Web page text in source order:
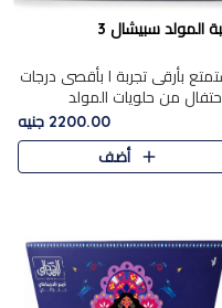
المولد سبيشال 3
بأرقى تجربة ا بأقصى درجات
الاحتفال من حلويات المولد
الأصيلة مع هذه الفخامة
مع علبة سبيشال 3 التي تضم 56
من تشكيلة استثن..
2200.00 جنيه
أضف